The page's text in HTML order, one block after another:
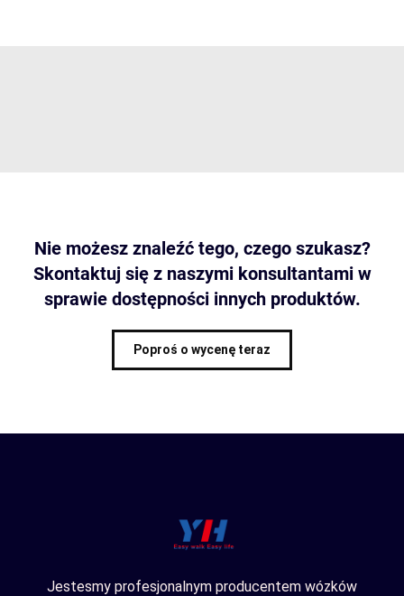
Nie możesz znaleźć tego, czego szukasz?
Skontaktuj się z naszymi konsultantami w
sprawie dostępności innych produktów.
Poproś o wycenę teraz
Jestesmy profesjonalnym producentem wózków